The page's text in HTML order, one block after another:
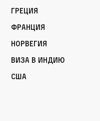
Греция
Франция
Норвегия
Виза в Индию
США